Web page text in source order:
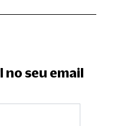
no seu email